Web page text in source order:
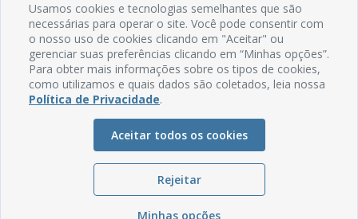
Email: comunicacao@mamanguape.pb.gov.br
Expediente: Segunda à Sexta, das 08h às 13h
Mapa do Site
Perguntas frequentes
Glossário
Ouvidoria
Serviços Internos
Política de Privacidade
Usamos cookies e tecnologias semelhantes que são
necessárias para operar o site. Você pode consentir com
o nosso uso de cookies clicando em "Aceitar" ou
gerenciar suas preferências clicando em “Minhas opções”.
Para obter mais informações sobre os tipos de cookies,
como utilizamos e quais dados são coletados, leia nossa
Política de Privacidade.
Aceitar todos os cookies
Rejeitar
Minhas opções